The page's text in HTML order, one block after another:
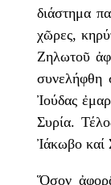
διάστημα
χῶρες,
Ζηλωτοῦ
συνελήφθη
Ἰούδας
Συρία.
Ἰάκωβο καί
Ὅσον